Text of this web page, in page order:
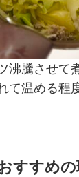
沸騰させて
て温める程
すすめの